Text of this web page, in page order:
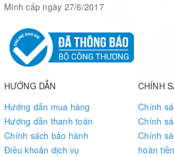
Minh cấp ngày 27/6/2017
HƯỚNG DẪN
Hướng dẫn mua hàng
Hướng dẫn thanh toán
Chính sách bảo hành
Điều khoản dịch vụ
CHÍNH
Chính
Chính
Chính
hoàn tiền